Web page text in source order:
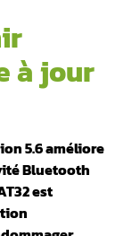
à jour
5.6 améliore
Bluetooth
est